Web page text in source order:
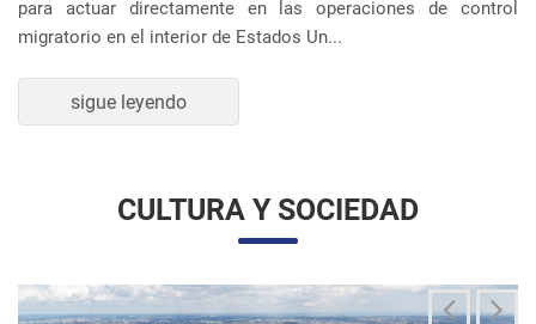
migratorio en el interior de Estados Un...
sigue leyendo